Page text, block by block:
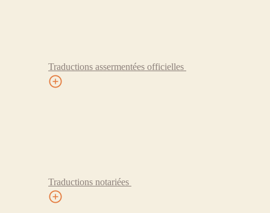
Traductions assermentées officielles
Traductions notariées